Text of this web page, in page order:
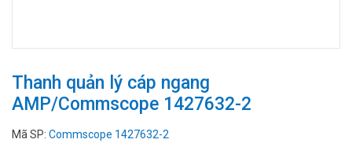
Thanh quản lý cáp ngang
AMP/Commscope 1427632-2
Mã SP: Commscope 1427632-2